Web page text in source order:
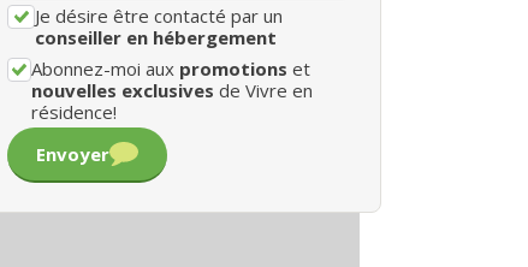
Je désire être contacté par un
conseiller en hébergement
Abonnez-moi aux promotions et
nouvelles exclusives de Vivre en
résidence!
Envoyer